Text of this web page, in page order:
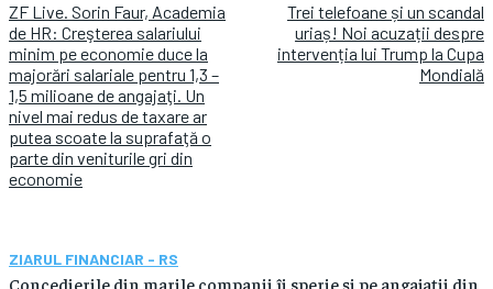
ZF Live. Sorin Faur, Academia
de HR: Creşterea salariului
minim pe economie duce la
majorări salariale pentru 1,3 –
1,5 milioane de angajaţi. Un
nivel mai redus de taxare ar
putea scoate la suprafaţă o
parte din veniturile gri din
economie
Trei telefoane și un scandal
uriaș! Noi acuzații despre
intervenția lui Trump la Cupa
Mondială
ZIARUL FINANCIAR - RS
Concedierile din marile companii îi sperie şi pe angajaţii din